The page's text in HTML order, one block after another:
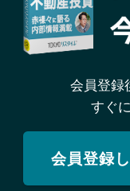
会員登録
すぐ
会員登録